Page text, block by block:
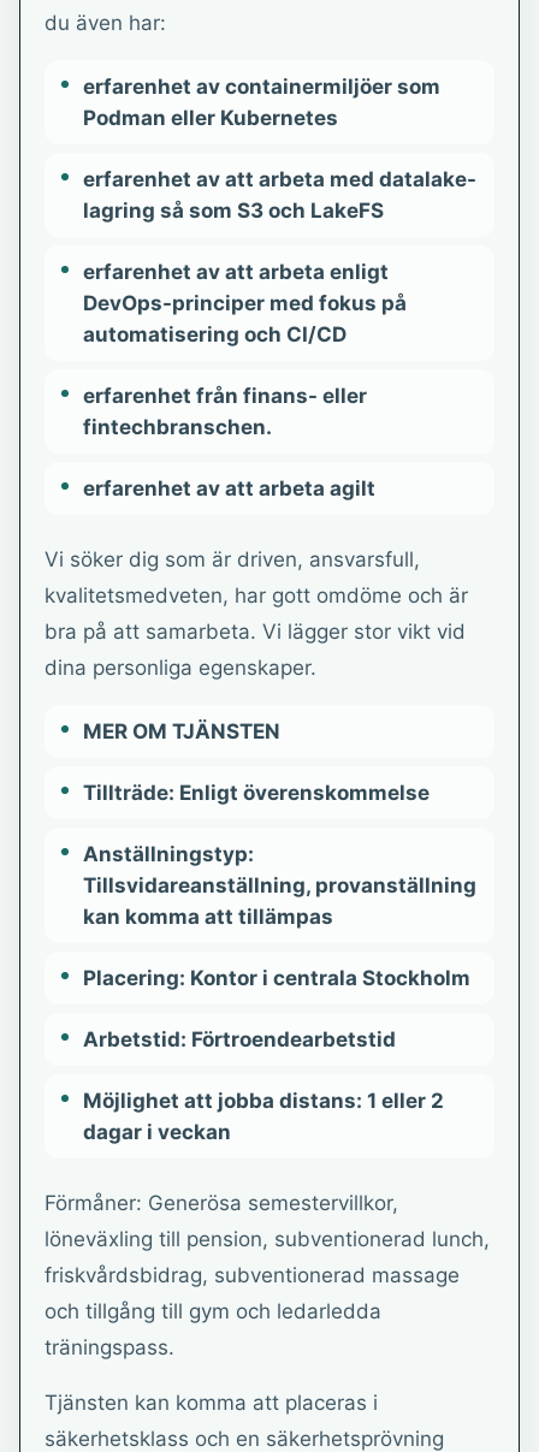
du även har:
erfarenhet av containermiljöer som
Podman eller Kubernetes
erfarenhet av att arbeta med datalake-
lagring så som S3 och LakeFS
erfarenhet av att arbeta enligt
DevOps-principer med fokus på
automatisering och CI/CD
erfarenhet från finans- eller
fintechbranschen.
erfarenhet av att arbeta agilt
Vi söker dig som är driven, ansvarsfull,
kvalitetsmedveten, har gott omdöme och är
bra på att samarbeta. Vi lägger stor vikt vid
dina personliga egenskaper.
MER OM TJÄNSTEN
Tillträde: Enligt överenskommelse
Anställningstyp:
Tillsvidareanställning, provanställning
kan komma att tillämpas
Placering: Kontor i centrala Stockholm
Arbetstid: Förtroendearbetstid
Möjlighet att jobba distans: 1 eller 2
dagar i veckan
Förmåner: Generösa semestervillkor,
löneväxling till pension, subventionerad lunch,
friskvårdsbidrag, subventionerad massage
och tillgång till gym och ledarledda
träningspass.
Tjänsten kan komma att placeras i
säkerhetsklass och en säkerhetsprövning